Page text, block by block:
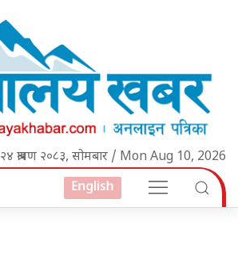
२४ श्रावण २०८३, सोमबार / Mon Aug 10, 2026
English